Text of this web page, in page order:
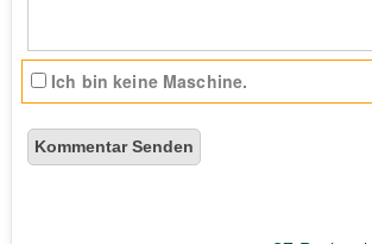
Ich bin keine Maschine.